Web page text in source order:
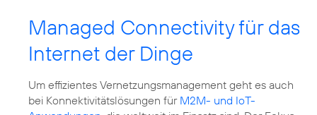
Managed Connectivity für das
Internet der Dinge
Um effizientes Vernetzungsmanagement geht es auch
bei Konnektivitätslösungen für M2M- und IoT-